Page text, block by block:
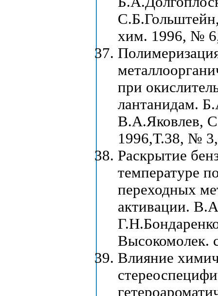
хим. 1996, №
при
лантанидам.
В.А.Яковлев,
1996,Т.38, №
Раскрытие
температуре
переходных
активации.
Высокомолек.
Влияние